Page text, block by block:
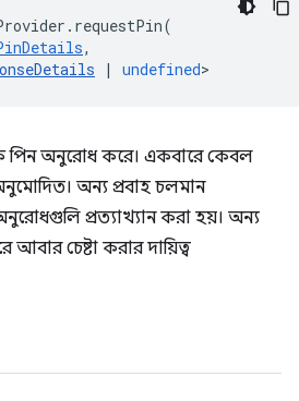
. requestPin(
,
| undefined>
পিন অনুরোধ করে। একবারে কেবল
অন্য প্রবাহ চলমান
প্রত্যাখ্যান করা হয়। অন্য
চেষ্টা করার দায়িত্ব